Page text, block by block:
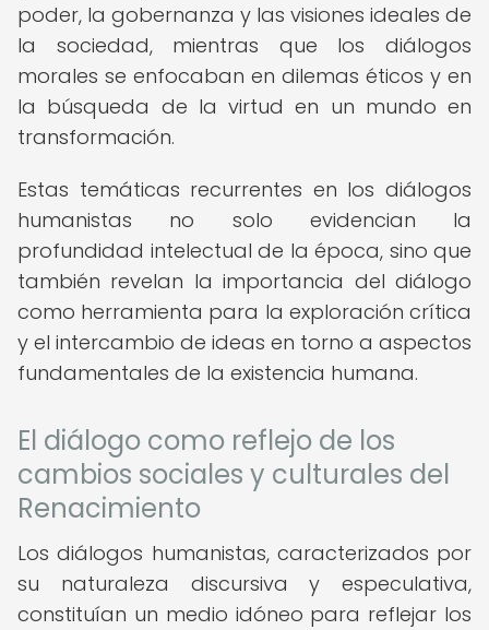
poder, la gobernanza y las visiones ideales de
la sociedad, mientras que los diálogos
morales se enfocaban en dilemas éticos y en
la búsqueda de la virtud en un mundo en
transformación.
Estas temáticas recurrentes en los diálogos
humanistas no solo evidencian la
profundidad intelectual de la época, sino que
también revelan la importancia del diálogo
como herramienta para la exploración crítica
y el intercambio de ideas en torno a aspectos
fundamentales de la existencia humana.
El diálogo como reflejo de los
cambios sociales y culturales del
Renacimiento
Los diálogos humanistas, caracterizados por
su naturaleza discursiva y especulativa,
constituían un medio idóneo para reflejar los